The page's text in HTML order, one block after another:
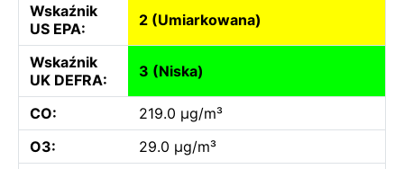
Wskaźnik
US EPA:
2 (Umiarkowana)
Wskaźnik
UK DEFRA:
3 (Niska)
CO:
219.0 µg/m³
O3:
29.0 µg/m³